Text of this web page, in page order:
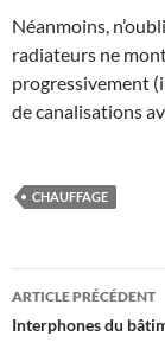
Néanmoins,
radiateurs ne
progressivement
de canalisations
CHAUFFAGE
Navigation
des
ARTICLE PRÉCÉDENT
Interphones du